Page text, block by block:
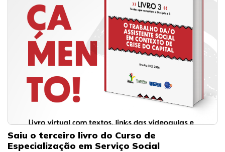
Saiu o terceiro livro do Curso de
Especialização em Serviço Social